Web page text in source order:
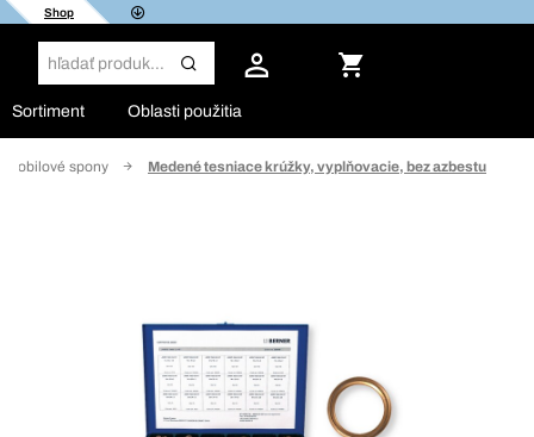
Shop
Sortiment Oblasti použitia
spony Medené tesniace krúžky, vyplňovacie, bez azbestu